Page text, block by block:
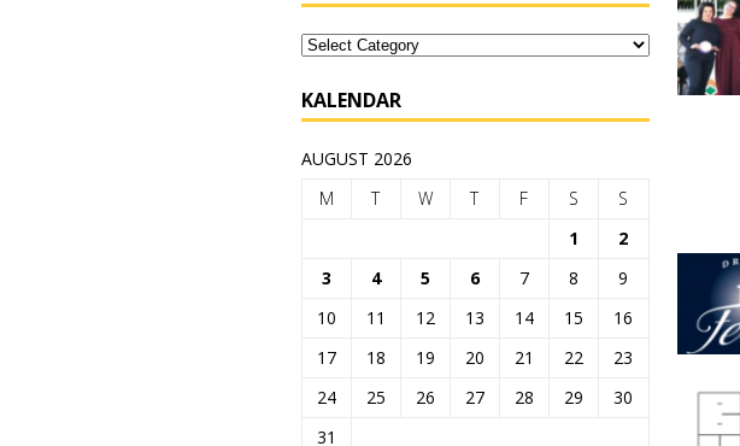
KALENDAR
AUGUST 2026
M
T W T F S
S
1
2
3
4 5 6 7 8
9
10
11 12 13 14 15
16
17
18 19 20 21 22
23
24
25 26 27 28 29
30
31